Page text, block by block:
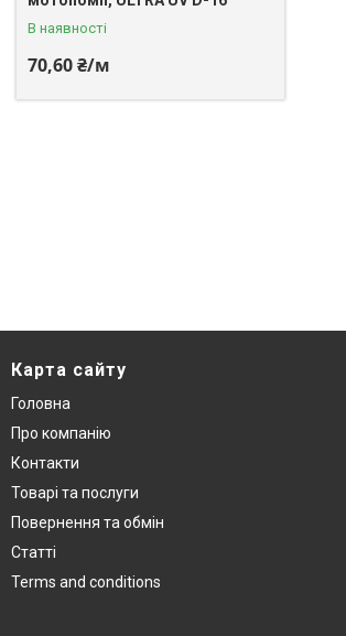
В наявності
70,60 ₴/м
Карта сайту
Головна
Про компанію
Контакти
Товарі та послуги
Повернення та обмін
Статті
Terms and conditions